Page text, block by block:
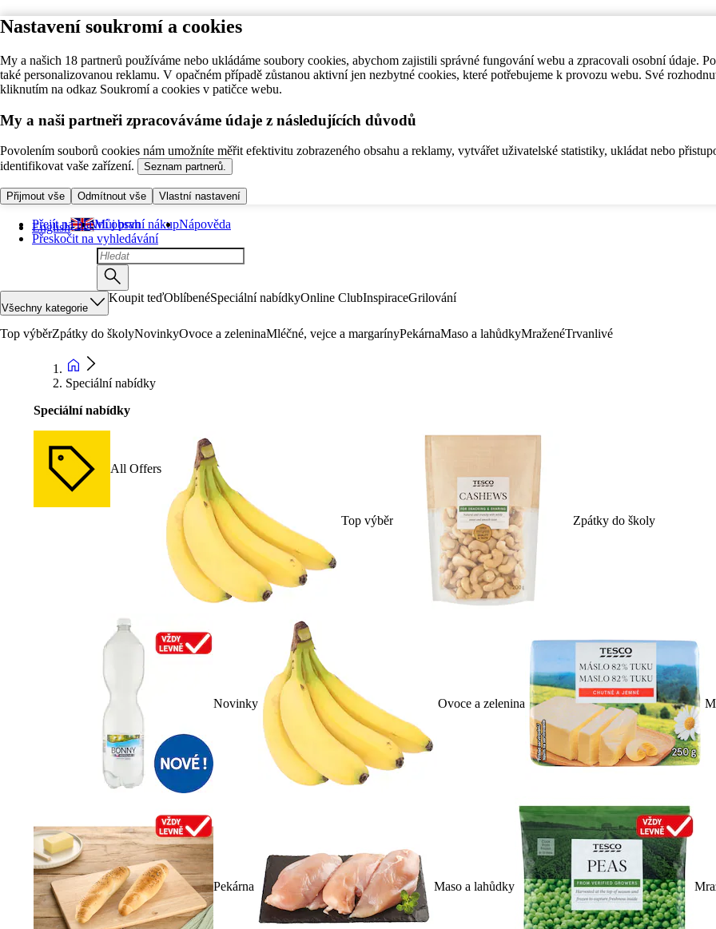
Nastavení soukromí a cookies
My a našich 18 partnerů používáme nebo ukládáme soubory cookies, abychom zajistili správné fungování webu a zpracovali osobní údaje.
také personalizovanou reklamu. V opačném případě zůstanou aktivní jen nezbytné cookies, které potřebujeme k provozu webu. Své
kliknutím na odkaz Soukromí a cookies v patičce webu.
My a naši partneři zpracováváme údaje z následujících důvodů
Povolením souborů cookies nám umožníte měřit efektivitu zobrazeného obsahu a reklamy, vytvářet uživatelské statistiky, ukládat nebo
identifikovat vaše zařízení.
Seznam partnerů.
Přijmout vše Odmítnout vše Vlastní nastavení
Přejít na hlavní obsah
Přeskočit na vyhledávání
English Můj první nákupNápověda
Všechny kategorie
Koupit teďOblíbenéSpeciální nabídkyOnline ClubInspiraceGrilování
Top výběrZpátky do školyNovinkyOvoce a zeleninaMléčné, vejce a margarínyPekárnaMaso a lahůdkyMraženéTrvanlivé
Speciální nabídky
Speciální nabídky
All Offers
Top výběr Zpátky do školy
Novinky Ovoce a zelenina
Pekárna Maso a lahůdky